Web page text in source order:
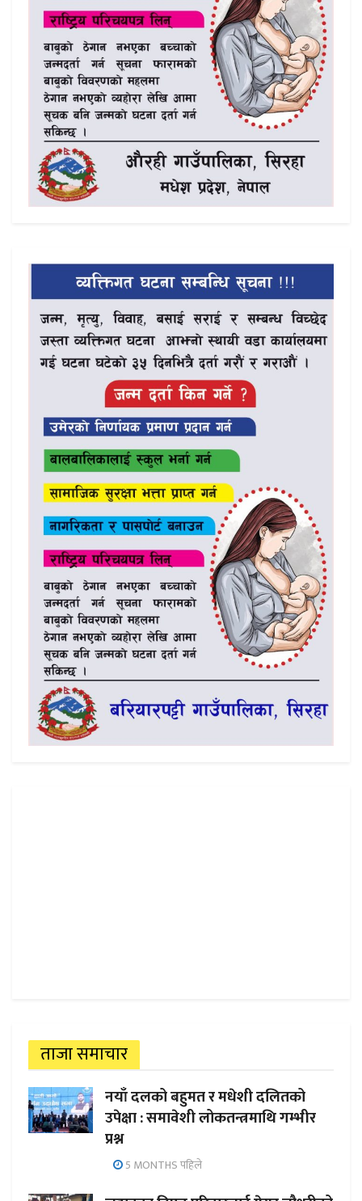
ताजा समाचार
नयाँ दलको बहुमत र मधेशी दलितको
उपेक्षा : समावेशी लोकतन्त्रमाथि गम्भीर
प्रश्न
5 MONTHS पहिले